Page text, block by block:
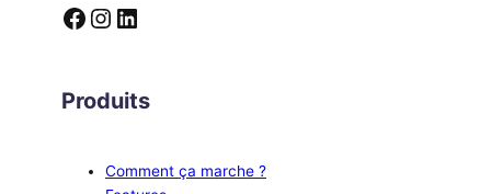
Facebook Instagram LinkedIn
Produits
Comment ça marche ?